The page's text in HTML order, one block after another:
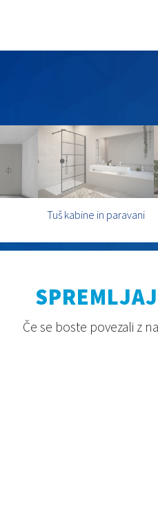
Tuš kabine in paravani
Če se boste povezali z